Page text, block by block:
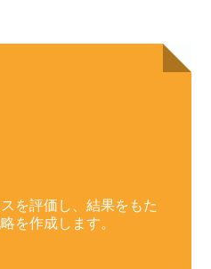
を評価し、結果をもた
を作成します。